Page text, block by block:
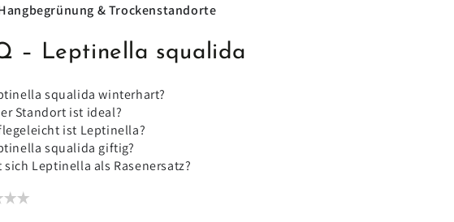
& Trockenstandorte
– Leptinella squalida
squalida winterhart?
Standort ist ideal?
ist Leptinella?
squalida giftig?
sich Leptinella als Rasenersatz?